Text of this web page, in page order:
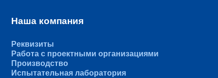
Наша компания
Реквизиты
Работа с проектными организациями
Производство
Испытательная лаборатория